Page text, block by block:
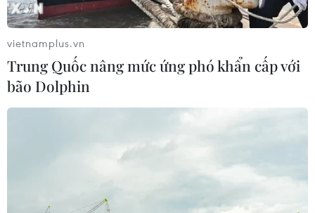
Đình Trọng chấn thương phút chót, nghỉ
trận đấu gặp Nhật Bản
vietnamplus.vn
Trung Quốc nâng mức ứng phó khẩn cấp với
bão Dolphin